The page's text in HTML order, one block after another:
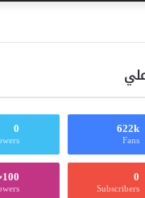
622k
Fans
0
0
Subscribers